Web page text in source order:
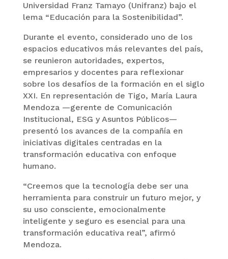
Universidad Franz Tamayo (Unifranz) bajo el
lema “Educación para la Sostenibilidad”.
Durante el evento, considerado uno de los
espacios educativos más relevantes del país,
se reunieron autoridades, expertos,
empresarios y docentes para reflexionar
sobre los desafíos de la formación en el siglo
XXI. En representación de Tigo, María Laura
Mendoza —gerente de Comunicación
Institucional, ESG y Asuntos Públicos—
presentó los avances de la compañía en
iniciativas digitales centradas en la
transformación educativa con enfoque
humano.
“Creemos que la tecnología debe ser una
herramienta para construir un futuro mejor, y
su uso consciente, emocionalmente
inteligente y seguro es esencial para una
transformación educativa real”, afirmó
Mendoza.